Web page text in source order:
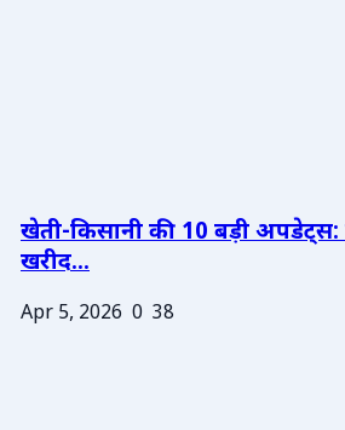
खेती-किसानी की 10 बड़ी
खरीद...
Apr 5, 2026 0 38